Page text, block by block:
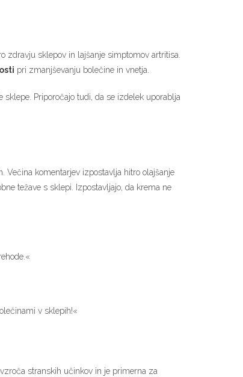
zdravju sklepov in lajšanje simptomov artritisa.
pri zmanjševanju bolečine in vnetja.
Priporočajo tudi, da se izdelek uporablja
komentarjev izpostavlja hitro olajšanje
težave s sklepi. Izpostavljajo, da krema ne
v sklepih!«
stranskih učinkov in je primerna za